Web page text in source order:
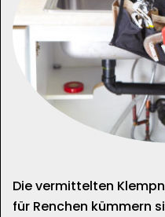
Die vermittelten
für Renchen kümmern